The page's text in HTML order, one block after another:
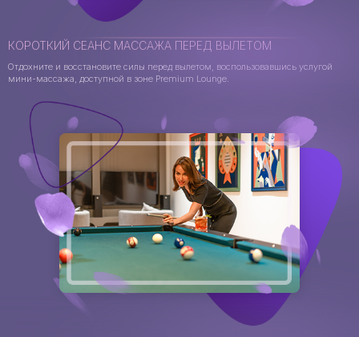
КОРОТКИЙ СЕАНС МАССАЖА ПЕРЕД ВЫЛЕТОМ
Отдохните и восстановите силы перед вылетом, воспользовавшись услугой
мини-массажа, доступной в зоне Premium Lounge.